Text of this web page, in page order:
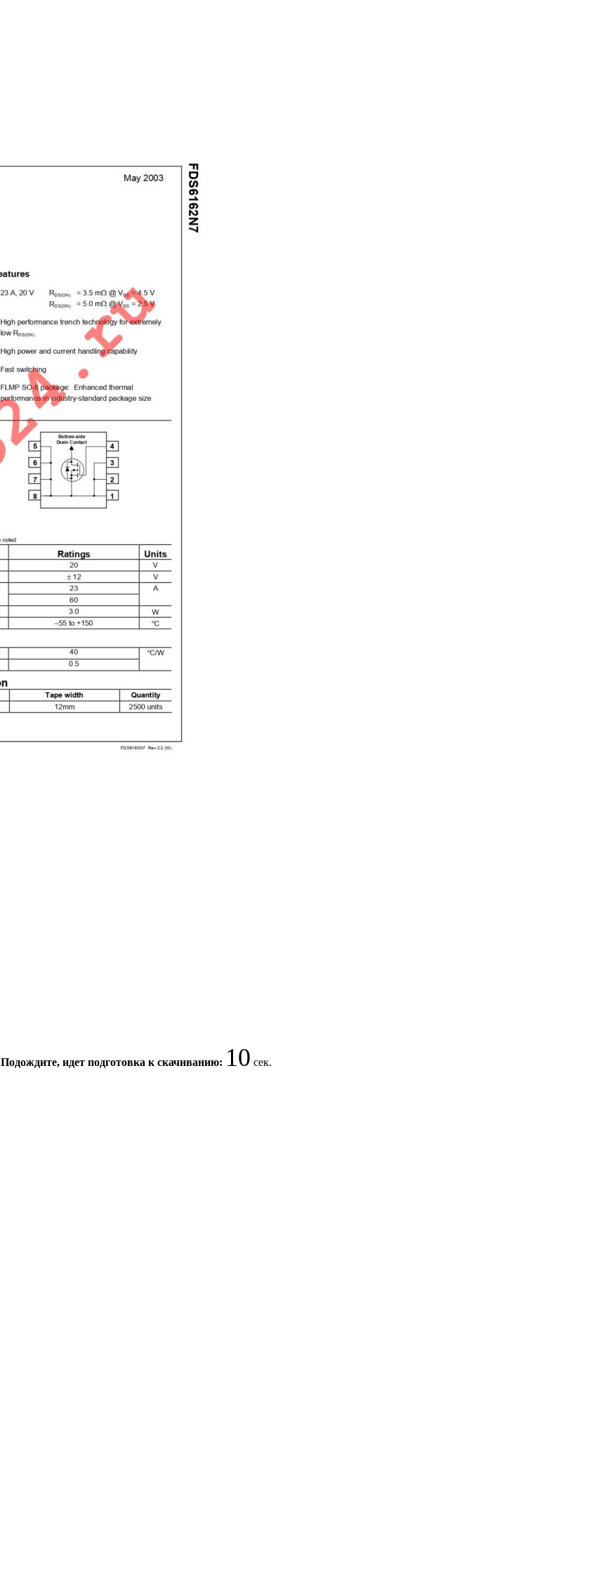
Подождите, идет подготовка к скачиванию: 10 сек.